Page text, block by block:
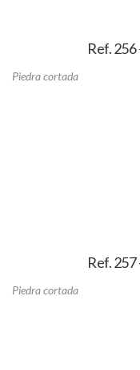
Ref. 256
Piedra cortada
Ref. 257
Piedra cortada